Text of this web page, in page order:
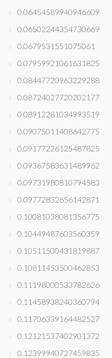
0.06454589940946609
0.06502244354730669
0.0679531551075061
0.07959921061631825
0.08447720963229288
0.08724027720202177
0.08912281034993519
0.09075011408642775
0.09177226125487825
0.09367583631489962
0.09731980810794583
0.09772832656142871
0.10081038081356775
0.10449487603560359
0.10511500431819887
0.10811453500462853
0.11198000533782626
0.11458938240360794
0.11706339164482527
0.12121537402901372
0.12399940727459835